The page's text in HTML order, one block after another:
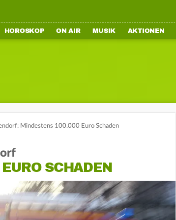
HOROSKOP ON AIR MUSIK AKTIONEN
Mindestens 100.000 Euro Schaden
SCHADEN